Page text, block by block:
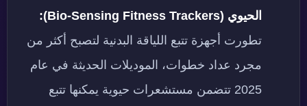
الحيوي (Bio-Sensing Fitness Trackers):
تطورت أجهزة تتبع اللياقة البدنية لتصبح أكثر من
مجرد عداد خطوات، الموديلات الحديثة في عام
2025 تتضمن مستشعرات حيوية يمكنها تتبع